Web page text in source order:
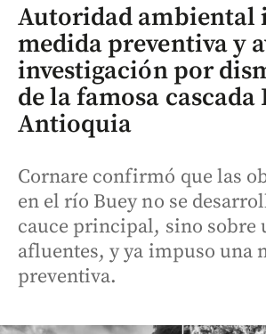
Autoridad ambiental
medida preventiva y
investigación por
de la famosa cascada
Antioquia
Cornare confirmó que las
en el río Buey no se
cauce principal, sino sobre
afluentes, y ya impuso una
preventiva.